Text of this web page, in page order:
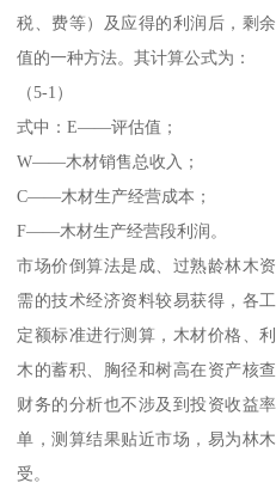
税、费等）及应得的利润后，剩
值的一种方法。其计算公式为：
（5-1）
式中：E——评估值；
W——木材销售总收入；
C——木材生产经营成本；
F——木材生产经营段利润。
市场价倒算法是成、过熟龄林木
需的技术经济资料较易获得，各
定额标准进行测算，木材价格、
木的蓄积、胸径和树高在资产核
财务的分析也不涉及到投资收益
单，测算结果贴近市场，易为林
受。